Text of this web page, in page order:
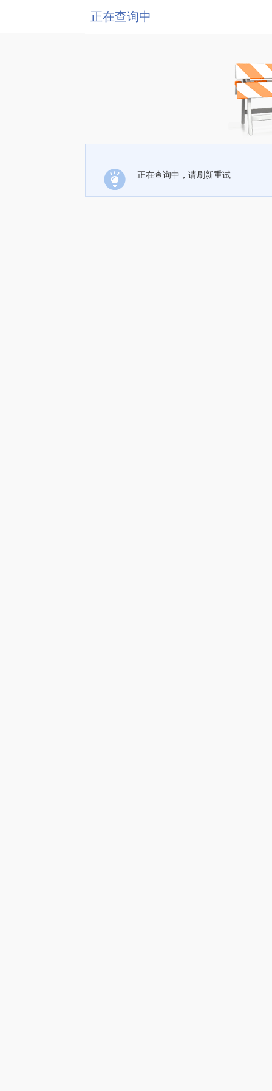
正在查询中
正在查询中，请刷新重试